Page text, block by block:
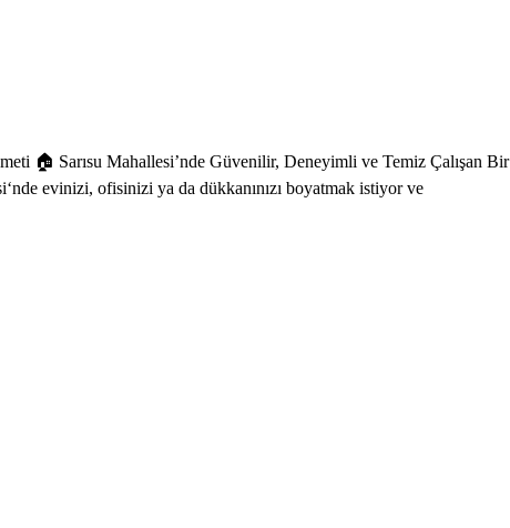
🏠 Sarısu Mahallesi’nde Güvenilir, Deneyimli ve Temiz Çalışan Bir
evinizi, ofisinizi ya da dükkanınızı boyatmak istiyor ve